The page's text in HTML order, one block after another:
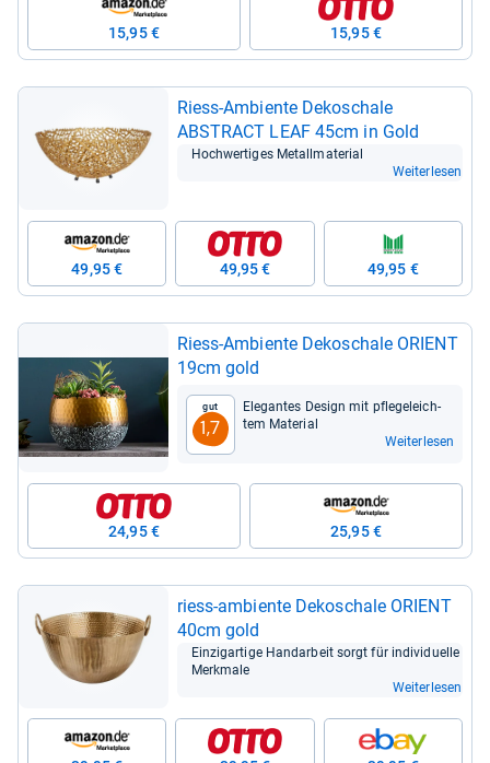
15,95 € 15,95 €
Riess-​Ambiente Deko­schale
ABSTRACT LEAF 45cm in Gold
Hoch­wer­ti­ges Metall­ma­te­rial
Weiterlesen
49,95 € 49,95 € 49,95 €
Riess-​Ambiente Deko­schale ORI­ENT
19cm gold
Gut
1,7
Ele­gan­tes Design mit pfle­ge­leich­
tem Mate­rial
Weiterlesen
24,95 € 25,95 €
riess-​ambiente Deko­schale ORI­ENT
40cm gold
Ein­zig­ar­tige Hand­ar­beit sorgt für indi­vi­du­elle
Merk­male
Weiterlesen